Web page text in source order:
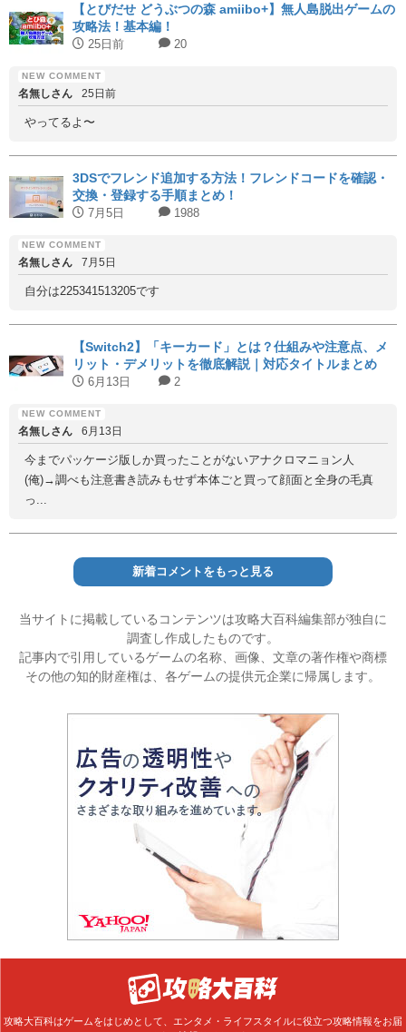
【とびだせ どうぶつの森 amiibo+】無人島脱出ゲームの
攻略法！基本編！
25日前 20
名無しさん 25日前
やってるよ〜
3DSでフレンド追加する方法！フレンドコードを確認・
交換・登録する手順まとめ！
7月5日 1988
名無しさん 7月5日
自分は225341513205です
【Switch2】「キーカード」とは？仕組みや注意点、メ
リット・デメリットを徹底解説｜対応タイトルまとめ
6月13日 2
名無しさん 6月13日
今までパッケージ版しか買ったことがないアナクロマニョン人
(俺)→調べも注意書き読みもせず本体ごと買って顔面と全身の毛真
っ...
新着コメントをもっと見る
当サイトに掲載しているコンテンツは攻略大百科編集部が独自に
調査し作成したものです。
記事内で引用しているゲームの名称、画像、文章の著作権や商標
その他の知的財産権は、各ゲームの提供元企業に帰属します。
攻略大百科はゲームをはじめとして、エンタメ・ライフスタイルに役立つ攻略情報をお届